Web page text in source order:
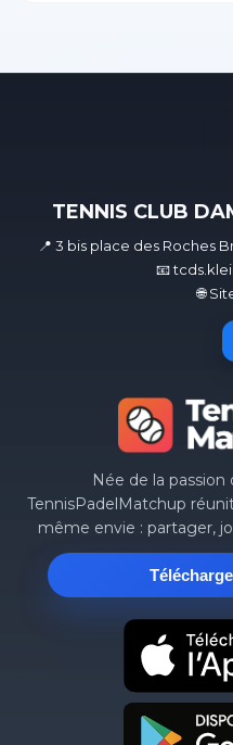
TENNIS CLUB
📍 3 bis place des Roches
📧
🌐
Née de la
TennisPadelMatchup
même envie : partager,